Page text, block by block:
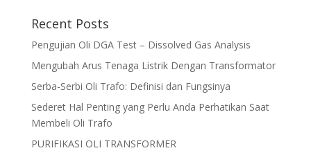
Recent Posts
Pengujian Oli DGA Test – Dissolved Gas Analysis
Mengubah Arus Tenaga Listrik Dengan Transformator
Serba-Serbi Oli Trafo: Definisi dan Fungsinya
Sederet Hal Penting yang Perlu Anda Perhatikan Saat
Membeli Oli Trafo
PURIFIKASI OLI TRANSFORMER